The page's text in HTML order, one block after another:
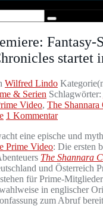
Fantasy-
startet
Wilfred Lindo
& Serien Schlagwörter:
Video, The Shannara
1 Kommentar
eine epische und
Prime Video: Die ersten
The Shannara
und Österreich
für Prime-
in englischer
zum Abruf